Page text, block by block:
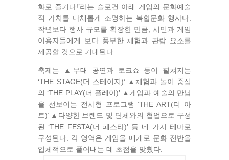
화로 즐기다!’라는 슬로건 아래 게임의 문화예술
적 가치를 다채롭게 조명하는 복합문화 행사다.
작년보다 행사 규모를 확장한 만큼, 시민과 게임
이용자들에게 보다 풍부한 체험과 관람 요소를
제공할 것으로 기대된다.
축제는 ▲무대 공연과 토크쇼 등이 펼쳐지는
‘THE STAGE(더 스테이지)’ ▲체험과 놀이 중심
의 ‘THE PLAY(더 플레이)’ ▲게임과 예술의 만남
을 선보이는 전시형 프로그램 ‘THE ART(더 아
트)’ ▲다양한 브랜드 및 단체와의 협업으로 구성
된 ‘THE FESTA(더 페스타)’ 등 네 가지 테마로
구성된다. 각 영역은 게임을 매개로 문화 전반을
입체적으로 풀어내는 데 초점을 맞췄다.